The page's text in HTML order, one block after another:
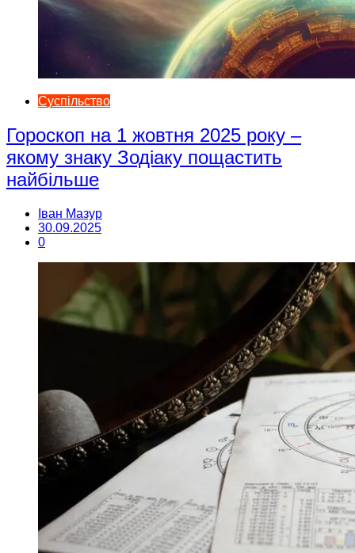
Суспільство
Гороскоп на 1 жовтня 2025 року –
якому знаку Зодіаку пощастить
найбільше
Іван Мазур
30.09.2025
0